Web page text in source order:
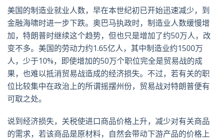
美国的制造业就业人数，早在本世纪初已开始迅速减少，到
金融海啸时进一步下跌。奥巴马执政时，制造业人数缓慢增
加，特朗普时继续这个趋势，但也只是增加了约50万人，改
变不多。美国的劳动力约1.65亿人，其中制造业约1500万
人，少于10%，即使增加的50万个职位完全是贸易战的成
果，也难以抵消贸易战造成的经济损失。不过，若有关的职
位比较集中在政治上的所谓摇摆州份，贸易战对特朗普便有
可取之处。
说到经济损失，关税使进口商品价格上升，减少对有关商品
的需求，若该商品是原材料，自然会带动下游产品的价格上